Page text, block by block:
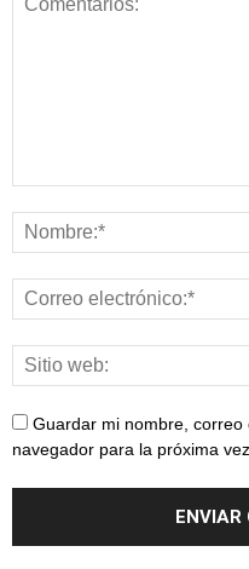
Guardar mi nombre,
navegador para la próxima